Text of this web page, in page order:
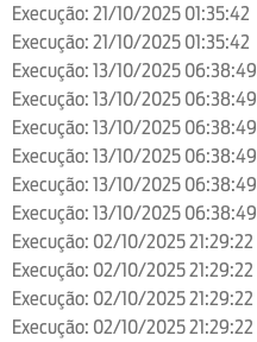
Execução: 21/10/2025 01:35:42
Execução: 21/10/2025 01:35:42
Execução: 13/10/2025 06:38:49
Execução: 13/10/2025 06:38:49
Execução: 13/10/2025 06:38:49
Execução: 13/10/2025 06:38:49
Execução: 13/10/2025 06:38:49
Execução: 13/10/2025 06:38:49
Execução: 02/10/2025 21:29:22
Execução: 02/10/2025 21:29:22
Execução: 02/10/2025 21:29:22
Execução: 02/10/2025 21:29:22